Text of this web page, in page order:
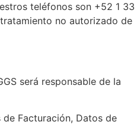
teléfonos son +52 1 33
no autorizado de
será responsable de la
Facturación, Datos de